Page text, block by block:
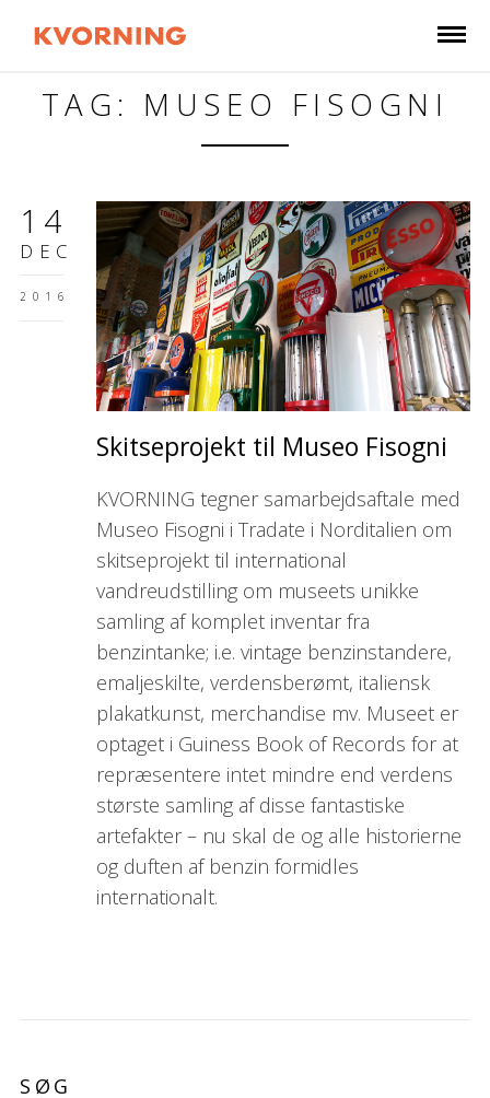
TAG: MUSEO FISOGNI
14
DEC
2016
Skitseprojekt til Museo Fisogni
KVORNING tegner samarbejdsaftale med
Museo Fisogni i Tradate i Norditalien om
skitseprojekt til international
vandreudstilling om museets unikke
samling af komplet inventar fra
benzintanke; i.e. vintage benzinstandere,
emaljeskilte, verdensberømt, italiensk
plakatkunst, merchandise mv. Museet er
optaget i Guiness Book of Records for at
repræsentere intet mindre end verdens
største samling af disse fantastiske
artefakter – nu skal de og alle historierne
og duften af benzin formidles
internationalt.
SØG